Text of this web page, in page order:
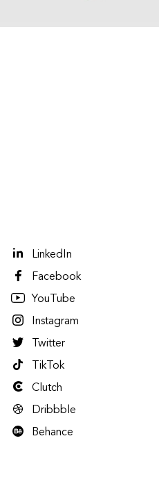
LinkedIn
Facebook
YouTube
Instagram
Twitter
TikTok
Clutch
Dribbble
Behance